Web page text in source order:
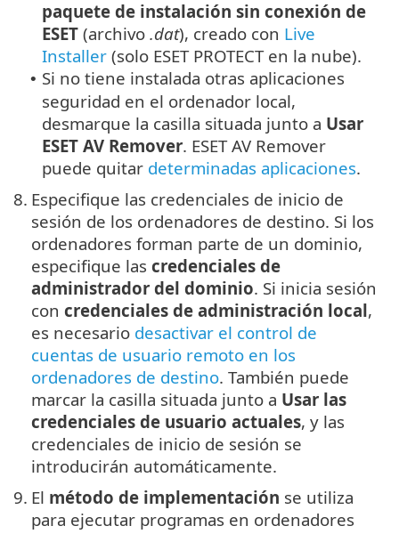
paquete de instalación sin conexión de
ESET (archivo .dat), creado con Live
Installer (solo ESET PROTECTen la nube).
• Si no tiene instalada otras aplicaciones
seguridad en el ordenador local,
desmarque la casilla situada junto a Usar
ESET AV Remover. ESET AV Remover
puede quitar determinadas aplicaciones.
8. Especifique las credenciales de inicio de
sesión de los ordenadores de destino. Si los
ordenadores forman parte de un dominio,
especifique las credenciales de
administrador del dominio. Si inicia sesión
con credenciales de administración local,
es necesario desactivar el control de
cuentas de usuario remoto en los
ordenadores de destino. También puede
marcar la casilla situada junto a Usar las
credenciales de usuario actuales, y las
credenciales de inicio de sesión se
introducirán automáticamente.
9. El método de implementación se utiliza
para ejecutar programas en ordenadores